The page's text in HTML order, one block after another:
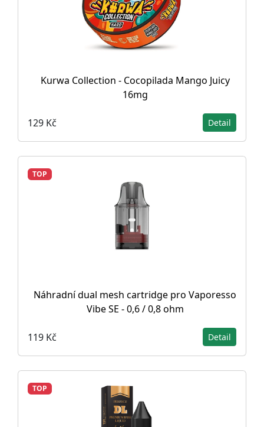
Kurwa Collection - Cocopilada Mango Juicy
16mg
129 Kč Detail
TOP
Náhradní dual mesh cartridge pro Vaporesso
Vibe SE - 0,6 / 0,8 ohm
119 Kč Detail
TOP